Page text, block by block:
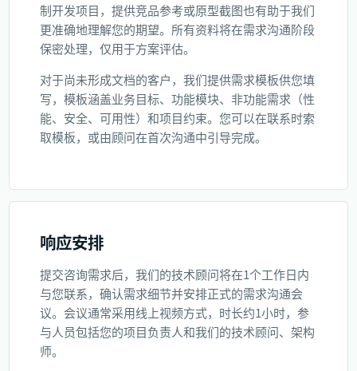
制开发项目，提供竞品参考或原型截图也有助于我们
更准确地理解您的期望。所有资料将在需求沟通阶段
保密处理，仅用于方案评估。
对于尚未形成文档的客户，我们提供需求模板供您填
写，模板涵盖业务目标、功能模块、非功能需求（性
能、安全、可用性）和项目约束。您可以在联系时索
取模板，或由顾问在首次沟通中引导完成。
响应安排
提交咨询需求后，我们的技术顾问将在1个工作日内
与您联系，确认需求细节并安排正式的需求沟通会
议。会议通常采用线上视频方式，时长约1小时，参
与人员包括您的项目负责人和我们的技术顾问、架构
师。